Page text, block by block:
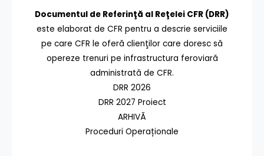
Documentul de Referinţă al Reţelei CFR (DRR)
este elaborat de CFR pentru a descrie serviciile
pe care CFR le oferă clienţilor care doresc să
opereze trenuri pe infrastructura feroviară
administrată de CFR.
DRR 2026
DRR 2027 Proiect
ARHIVĂ
Proceduri Operaționale